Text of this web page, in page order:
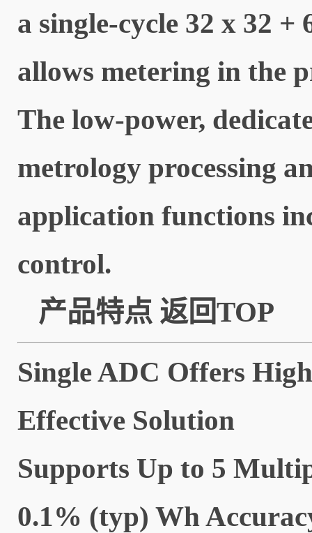
a single-cycle 32 x 32
allows metering in the
The low-power,
metrology processing
application functions
control.
产品特点 返回TOP
Single ADC Offers
Effective Solution
Supports Up to 5
0.1% (typ) Wh